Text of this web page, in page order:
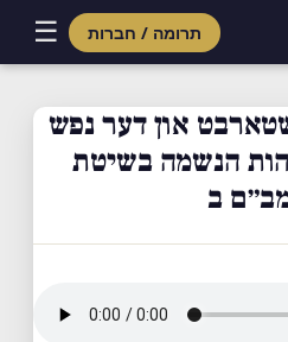
תרומה / חברות ☰
contentאון דער נפש
הנשמה בשיטת
ב